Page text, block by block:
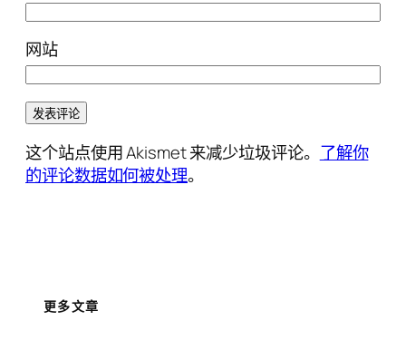
网站
这个站点使用 Akismet 来减少垃圾评论。 了解你
的评论数据如何被处理。
更多文章